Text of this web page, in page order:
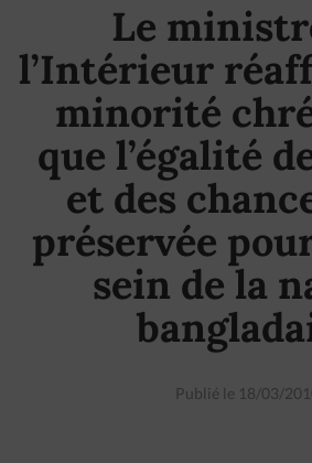
Le
l’Intérieur
minorité
que l’égalité
et des
préservée
sein de la
Publié le 18/03/